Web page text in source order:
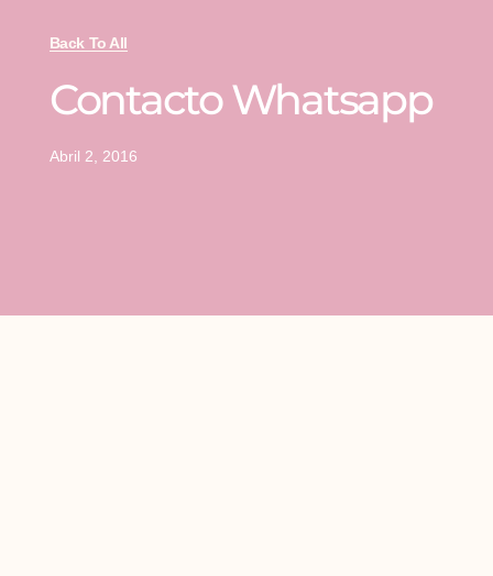
Back To All
Contacto Whatsapp
Abril 2, 2016